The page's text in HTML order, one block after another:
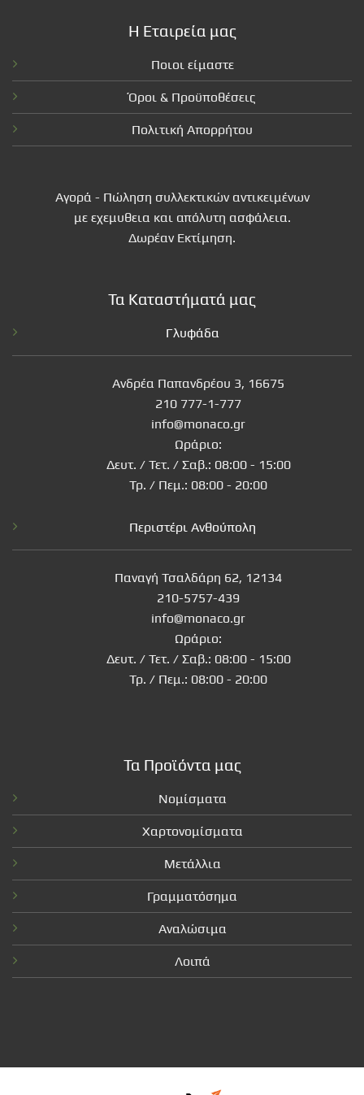
Η Εταιρεία μας
Ποιοι είμαστε
Όροι & Προϋποθέσεις
Πολιτική Απορρήτου
Αγορά - Πώληση συλλεκτικών αντικειμένων
με εχεμυθεια και απόλυτη ασφάλεια.
Δωρέαν Εκτίμηση.
Τα Καταστήματά μας
Γλυφάδα
Ανδρέα Παπανδρέου 3, 16675
210 777-1-777
info@monaco.gr
Ωράριο:
Δευτ. / Τετ. / Σαβ.: 08:00 - 15:00
Τρ. / Πεμ.: 08:00 - 20:00
Περιστέρι Ανθούπολη
Παναγή Τσαλδάρη 62, 12134
210-5757-439
info@monaco.gr
Ωράριο:
Δευτ. / Τετ. / Σαβ.: 08:00 - 15:00
Τρ. / Πεμ.: 08:00 - 20:00
Τα Προϊόντα μας
Νομίσματα
Χαρτονομίσματα
Μετάλλια
Γραμματόσημα
Αναλώσιμα
Λοιπά